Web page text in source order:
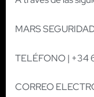
MARS
TELÉFONO | +34
CORREO